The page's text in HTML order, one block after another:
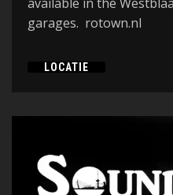
garages. rotown.nl
LOCATIE